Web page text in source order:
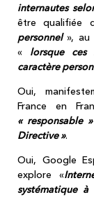
internautes
être
qualifiée
personnel », au
« lorsque ces
caractère
Oui,
France en
« responsable
Directive ».
Oui, Google
explore «
systématique